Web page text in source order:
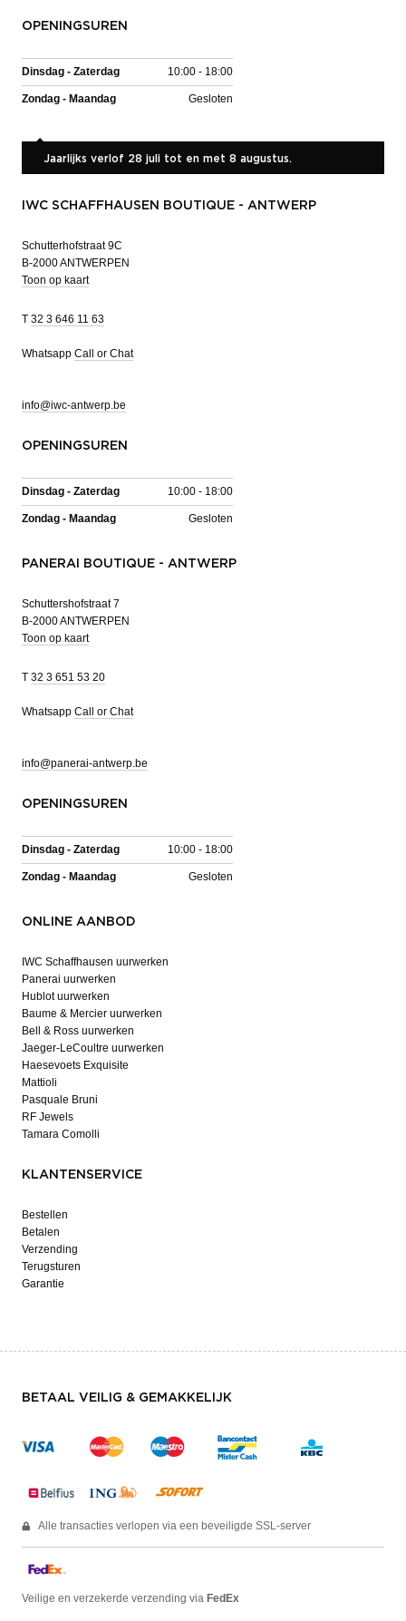
OPENINGSUREN
Dinsdag - Zaterdag 10:00 - 18:00
Zondag - Maandag Gesloten
Jaarlijks verlof 28 juli tot en met 8 augustus.
IWC SCHAFFHAUSEN BOUTIQUE - ANTWERP
Schutterhofstraat 9C
B-2000 ANTWERPEN
Toon op kaart
T 32 3 646 11 63
Whatsapp Call or Chat
info@iwc-antwerp.be
OPENINGSUREN
Dinsdag - Zaterdag 10:00 - 18:00
Zondag - Maandag Gesloten
PANERAI BOUTIQUE - ANTWERP
Schuttershofstraat 7
B-2000 ANTWERPEN
Toon op kaart
T 32 3 651 53 20
Whatsapp Call or Chat
info@panerai-antwerp.be
OPENINGSUREN
Dinsdag - Zaterdag 10:00 - 18:00
Zondag - Maandag Gesloten
ONLINE AANBOD
IWC Schaffhausen uurwerken
Panerai uurwerken
Hublot uurwerken
Baume & Mercier uurwerken
Bell & Ross uurwerken
Jaeger-LeCoultre uurwerken
Haesevoets Exquisite
Mattioli
Pasquale Bruni
RF Jewels
Tamara Comolli
KLANTENSERVICE
Bestellen
Betalen
Verzending
Terugsturen
Garantie
BETAAL VEILIG & GEMAKKELIJK
Alle transacties verlopen via een beveiligde SSL-server
Veilige en verzekerde verzending via FedEx